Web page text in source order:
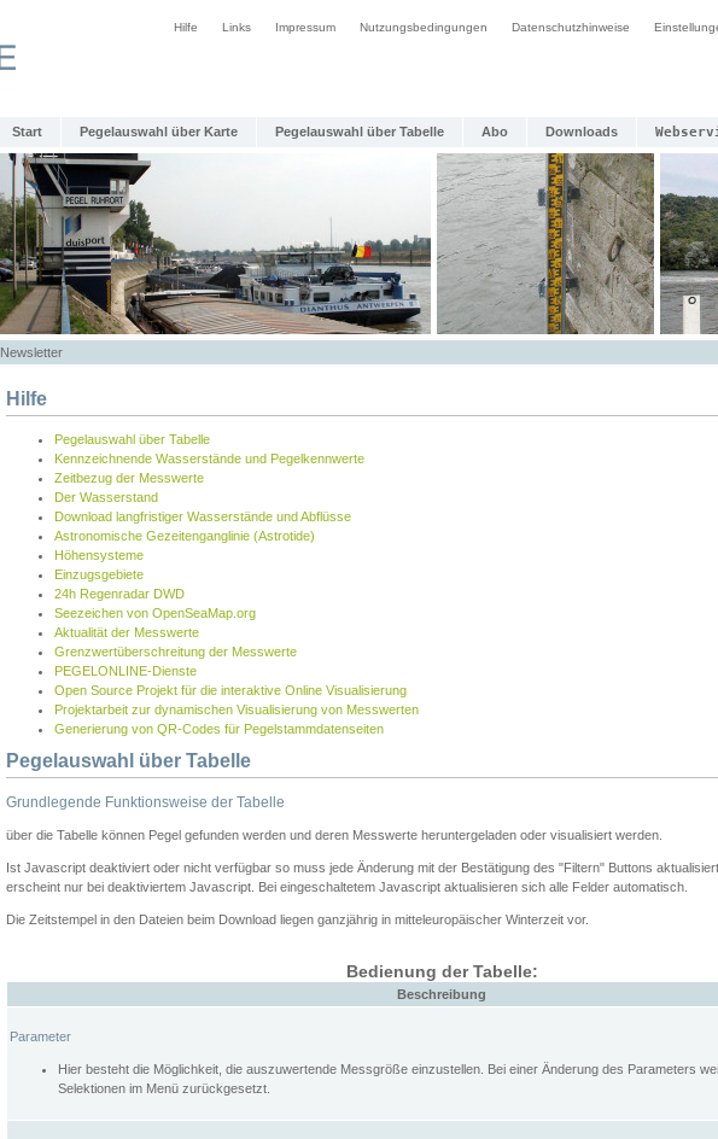
Hilfe Links Impressum Nutzungsbedingungen Datenschutzhinweise
Start Pegelauswahl über Karte Pegelauswahl über Tabelle Abo Downloads
Newsletter
Hilfe
Pegelauswahl über Tabelle
Kennzeichnende Wasserstände und Pegelkennwerte
Zeitbezug der Messwerte
Der Wasserstand
Download langfristiger Wasserstände und Abflüsse
Astronomische Gezeitenganglinie (Astrotide)
Höhensysteme
Einzugsgebiete
24h Regenradar DWD
Seezeichen von OpenSeaMap.org
Aktualität der Messwerte
Grenzwertüberschreitung der Messwerte
PEGELONLINE-Dienste
Open Source Projekt für die interaktive Online Visualisierung
Projektarbeit zur dynamischen Visualisierung von Messwerten
Generierung von QR-Codes für Pegelstammdatenseiten
Pegelauswahl über Tabelle
Grundlegende Funktionsweise der Tabelle
über die Tabelle können Pegel gefunden werden und deren Messwerte heruntergeladen oder visualisiert werden.
Ist Javascript deaktiviert oder nicht verfügbar so muss jede Änderung mit der Bestätigung des "Filtern" Buttons
erscheint nur bei deaktiviertem Javascript. Bei eingeschaltetem Javascript aktualisieren sich alle Felder automatisch.
Die Zeitstempel in den Dateien beim Download liegen ganzjährig in mitteleuropäischer Winterzeit vor.
Bedienung der Tabelle:
Beschreibung
Parameter
Hier besteht die Möglichkeit, die auszuwertende Messgröße einzustellen. Bei einer Änderung des Parameters
Selektionen im Menü zurückgesetzt.